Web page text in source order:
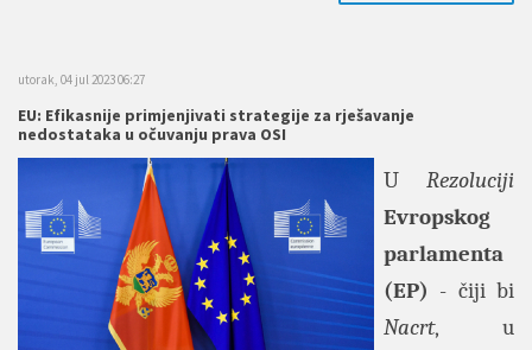
utorak, 04 jul 2023 06:27
EU: Efikasnije primjenjivati strategije za rješavanje
nedostataka u očuvanju prava OSI
U Rezoluciji
Evropskog
parlamenta
(EP) - čiji bi
Nacrt, u